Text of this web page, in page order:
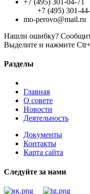
+7 (495) 301-
mo-perovo@mail.ru
Нашли ошибку?
Выделите и нажмите
Разделы
Главная
О совете
Новости
Деятельность
Документы
Контакты
Карта сайта
Следуйте за нами